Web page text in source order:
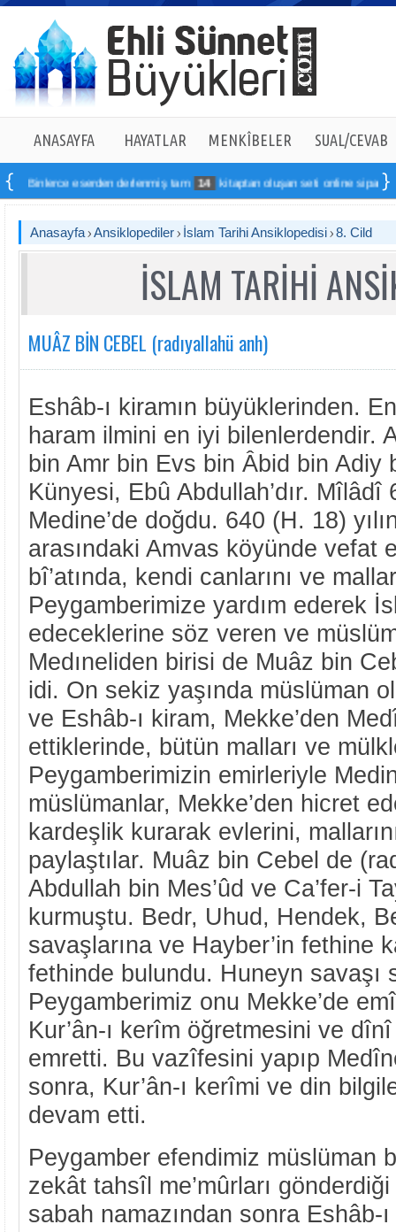
ANASAYFA HAYATLAR MENKÎBELER SUAL/CEVAB
eserden derlenmiş tam 14 kitaptan oluşan seti online sipariş verebilirsiniz
Anasayfa Ansiklopediler İslam Tarihi Ansiklopedisi 8. Cild
İSLAM TARİHİ
MUÂZ BİN CEBEL (radıyallahü anh)
Eshâb-ı kiramın büyüklerinden.
haram ilmini en iyi bilenlerdendir.
bin Amr bin Evs bin Âbid bin Adiy
Künyesi, Ebû Abdullah’dır. Mîlâdî
Medine’de doğdu. 640 (H. 18)
arasındaki Amvas köyünde vefat
bî’atında, kendi canlarını ve
Peygamberimize yardım ederek
edeceklerine söz veren ve
Medıneliden birisi de Muâz bin
idi. On sekiz yaşında müslüman
ve Eshâb-ı kiram, Mekke’den
ettiklerinde, bütün malları ve
Peygamberimizin emirleriyle
müslümanlar, Mekke’den hicret
kardeşlik kurarak evlerini,
paylaştılar. Muâz bin Cebel de
Abdullah bin Mes’ûd ve Ca’fer-i
kurmuştu. Bedr, Uhud, Hendek,
savaşlarına ve Hayber’in fethine
fethinde bulundu. Huneyn savaşı
Peygamberimiz onu Mekke’de
Kur’ân-ı kerîm öğretmesini ve dînî
emretti. Bu vazîfesini yapıp
sonra, Kur’ân-ı kerîmi ve din
devam etti.
Peygamber efendimiz müslüman
zekât tahsîl me’mûrları
sabah namazından sonra Eshâb-